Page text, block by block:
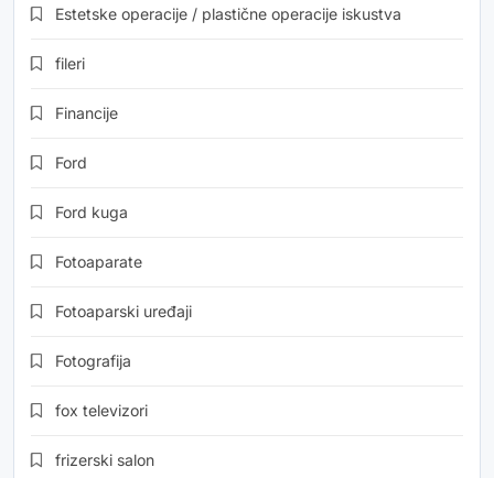
Estetske operacije / plastične operacije iskustva
fileri
Financije
Ford
Ford kuga
Fotoaparate
Fotoaparski uređaji
Fotografija
fox televizori
frizerski salon